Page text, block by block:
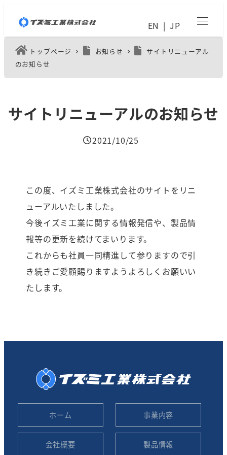
ン
ン
EN JP
トップページ お知らせ
サイトリニューアル
のお知らせ
サイトリニューアルのお知らせ
投稿日
2021/10/25
この度、イズミ工業株式会社のサイトをリニ
ューアルいたしました。
今後イズミ工業に関する情報発信や、製品情
報等の更新を続けてまいります。
これからも社員一同精進して参りますので引
き続きご愛顧賜りますようよろしくお願いい
たします。
ホーム 事業内容
会社概要 製品情報